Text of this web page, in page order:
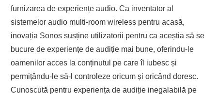
furnizarea de experiențe audio. Ca inventator al
sistemelor audio multi-room wireless pentru acasă,
inovația Sonos susține utilizatorii pentru ca aceștia să se
bucure de experiențe de audiție mai bune, oferindu-le
oamenilor acces la conținutul pe care îl iubesc și
permițându-le să-l controleze oricum și oricând doresc.
Cunoscută pentru experiența de audiție inegalabilă pe